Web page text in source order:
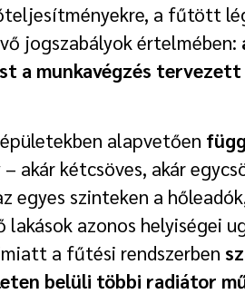
a fűtött
jogszabályok értelmében:
a munkavégzés
alapvetően
akár kétcsöves, akár
egyes szinteken a
lakások azonos helyiségei
a fűtési rendszerben
belüli többi radiátor